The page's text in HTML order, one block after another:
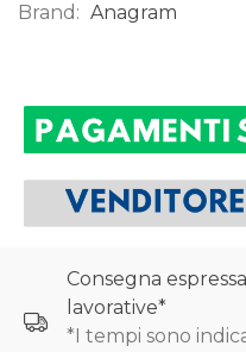
Brand: Anagram
Consegna
lavorative*
*I tempi sono